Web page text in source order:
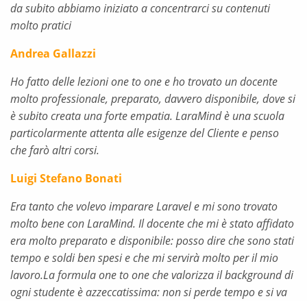
da subito abbiamo iniziato a concentrarci su contenuti
molto pratici
Andrea Gallazzi
Ho fatto delle lezioni one to one e ho trovato un docente
molto professionale, preparato, davvero disponibile, dove si
è subito creata una forte empatia. LaraMind è una scuola
particolarmente attenta alle esigenze del Cliente e penso
che farò altri corsi.
Luigi Stefano Bonati
Era tanto che volevo imparare Laravel e mi sono trovato
molto bene con LaraMind. Il docente che mi è stato affidato
era molto preparato e disponibile: posso dire che sono stati
tempo e soldi ben spesi e che mi servirà molto per il mio
lavoro.La formula one to one che valorizza il background di
ogni studente è azzeccatissima: non si perde tempo e si va